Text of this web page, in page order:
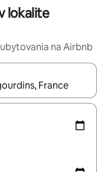
lokalite
na Airbnb
si ich prechádzať